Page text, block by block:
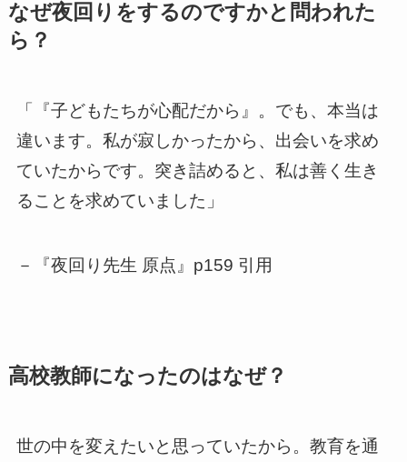
なぜ夜回りをするのですかと問われた
ら？
「『子どもたちが心配だから』。でも、本当は
違います。私が寂しかったから、出会いを求め
ていたからです。突き詰めると、私は善く生き
ることを求めていました」
－『夜回り先生 原点』p159 引用
高校教師になったのはなぜ？
世の中を変えたいと思っていたから。教育を通